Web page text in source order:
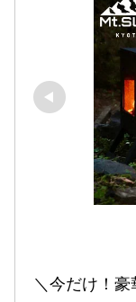
＼今だけ！